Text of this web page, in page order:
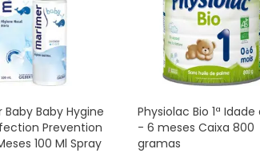
Baby Baby Hygine
Prevention
100 Ml Spray
Physiolac Bio 1ª Idade
- 6 meses Caixa 800
gramas